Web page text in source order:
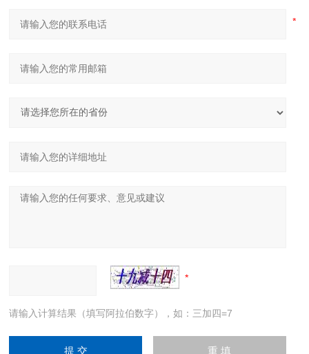
请输入计算结果（填写阿拉伯数字），如：三加四=7